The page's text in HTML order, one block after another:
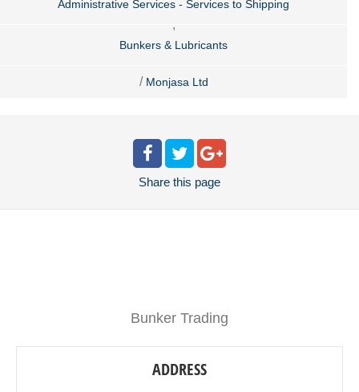
Administrative Services - Services to Shipping
,
Bunkers & Lubricants
/ Monjasa Ltd
Share this page
Bunker Trading
ADDRESS